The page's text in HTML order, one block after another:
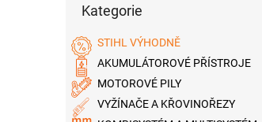
a
n
kategorie
Kategorie
STIHL VÝHODNĚ
AKUMULÁTOROVÉ PŘÍSTROJE
MOTOROVÉ PILY
VYŽÍNAČE A KŘOVINOŘEZY